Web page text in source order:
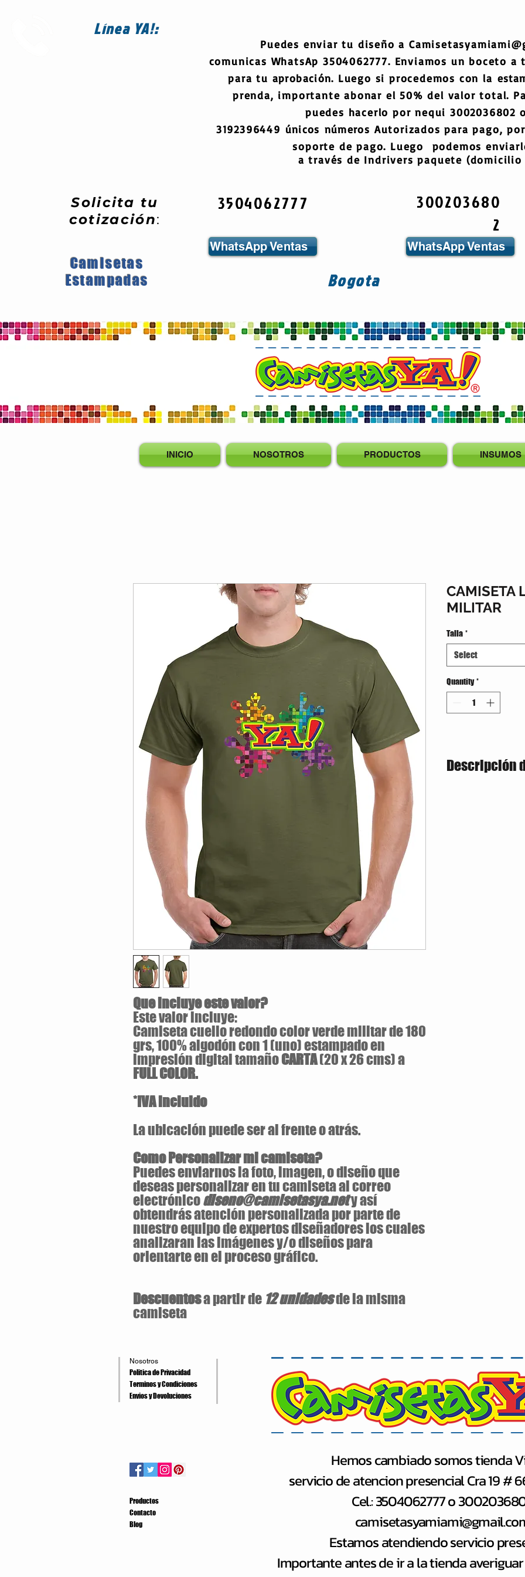
LíneaYA!:
Solicita tu
cotización:
Camisetas
Estampadas
Puedes enviar tu diseño a
comunicas WhatsAp 3504062777. Enviamos un boceto
para tu aprobación. Luego si procedemos con la
prenda, importante abonar el 50% del valor total.
puedes hacerlo por nequi 3002036802
3192396449 únicos números Autorizados para pago,
soporte de pago. Luego podemos
a través de Indrivers paquete (domicilio
3504062777
WhatsApp Ventas
Bogota
300203680
2
WhatsApp Ventas
INICIO NOSOTROS PRODUCTOS INSUMOS
Que incluye este valor?
Este valor incluye:
Camiseta cuello redondo color verde militar de 180
grs, 100% algodón con 1 (uno) estampado en
impresión digital tamañoCARTA(20 x 26 cms) a
FULL COLOR.
*IVA incluido
La ubicación puede ser al frente o atrás.
Como Personalizar mi camiseta?
Puedes enviarnos la foto, imagen, o diseño que
deseas personalizar en tu camiseta al correo
electrónicodiseno@camisetasya.nety así
obtendrás atención personalizada por parte de
nuestro equipo de expertos diseñadores los cuales
analizaran las imágenes y/o diseños para
orientarte en el proceso gráfico.
Descuentosa partir de 12 unidadesde la misma
camiseta
CAMISETA
MILITAR
Talla *
Select
Quantity *
Descripción
180 gramos / 100%
Nosotros
Politica de Privacidad
Terminos y Condiciones
Envios y Devoluciones
Productos
Contacto
Blog
Hemos cambiado somos tienda
servicio de atencion presencial Cra 19 #
Cel.: 3504062777 o
Estamos atendiendo servicio
Importante antes de ir a la tienda